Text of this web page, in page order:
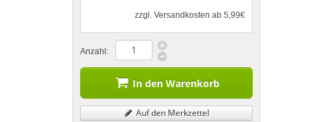
zzgl. Versandkosten ab 5,99€
Anzahl:
In den Warenkorb
Auf den Merkzettel